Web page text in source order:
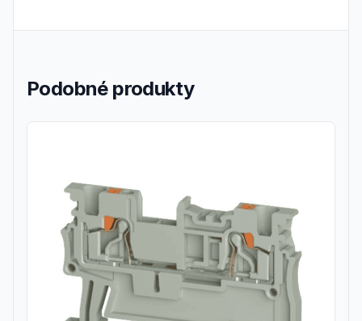
Podobné produkty